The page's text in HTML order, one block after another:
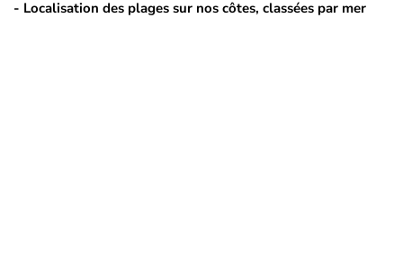
- Localisation des plages sur nos côtes, classées par mer